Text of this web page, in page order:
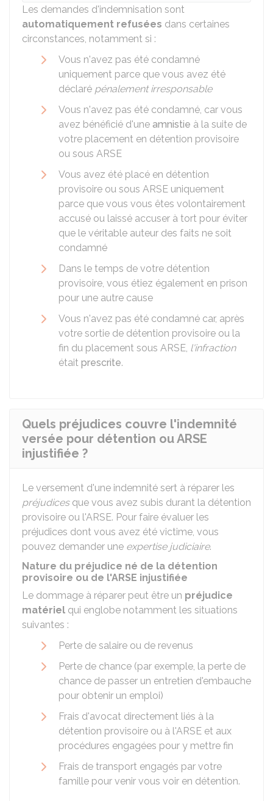
Les demandes d'indemnisation sont
automatiquement refusées dans certaines
circonstances, notamment si :
Vous n'avez pas été condamné
uniquement parce que vous avez été
déclaré pénalement irresponsable
Vous n'avez pas été condamné, car vous
avez bénéficié d'une amnistie à la suite de
votre placement en détention provisoire
ou sous ARSE
Vous avez été placé en détention
provisoire ou sous ARSE uniquement
parce que vous vous êtes volontairement
accusé ou laissé accuser à tort pour éviter
que le véritable auteur des faits ne soit
condamné
Dans le temps de votre détention
provisoire, vous étiez également en prison
pour une autre cause
Vous n'avez pas été condamné car, après
votre sortie de détention provisoire ou la
fin du placement sous ARSE, l'infraction
était prescrite.
Quels préjudices couvre l'indemnité
versée pour détention ou ARSE
injustifiée ?
Le versement d'une indemnité sert à réparer les
préjudicesque vous avez subis durant la détention
provisoire ou l'ARSE. Pour faire évaluer les
préjudices dont vous avez été victime, vous
pouvez demander une expertise judiciaire.
Nature du préjudice né de la détention
provisoire ou de l'ARSE injustifiée
Le dommage à réparer peut être un préjudice
matériel qui englobe notamment les situations
suivantes :
Perte de salaire ou de revenus
Perte de chance (par exemple, la perte de
chance de passer un entretien d'embauche
pour obtenir un emploi)
Frais d'avocat directement liés à la
détention provisoire ou à l'ARSE et aux
procédures engagées pour y mettre fin
Frais de transport engagés par votre
famille pour venir vous voir en détention.